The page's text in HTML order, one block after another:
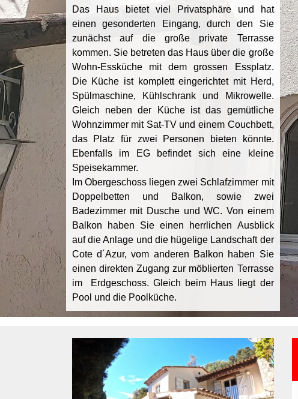
Das Haus bietet viel Privatsphäre und hat
einen gesonderten Eingang, durch den Sie
zunächst auf die große private Terrasse
kommen. Sie betreten das Haus über die große
Wohn-Essküche mit dem grossen Essplatz.
Die Küche ist komplett eingerichtet mit Herd,
Spülmaschine, Kühlschrank und Mikrowelle.
Gleich neben der Küche ist das gemütliche
Wohnzimmer mit Sat-TV und einem Couchbett,
das Platz für zwei Personen bieten könnte.
Ebenfalls im EG befindet sich eine kleine
Speisekammer.
Im Obergeschoss liegen zwei Schlafzimmer mit
Doppelbetten und Balkon, sowie zwei
Badezimmer mit Dusche und WC. Von einem
Balkon haben Sie einen herrlichen Ausblick
auf die Anlage und die hügelige Landschaft der
Cote d´Azur, vom anderen Balkon haben Sie
einen direkten Zugang zur möblierten Terrasse
im Erdgeschoss. Gleich beim Haus liegt der
Pool und die Poolküche.